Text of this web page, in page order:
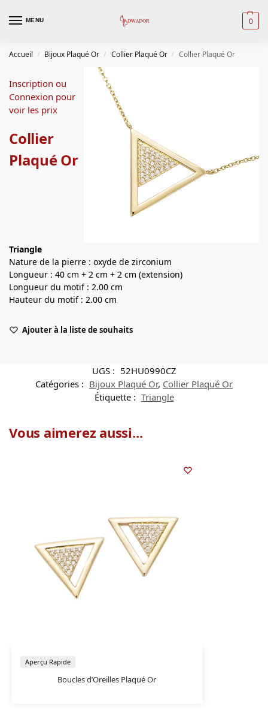
MENU 0
Accueil / Bijoux Plaqué Or / Collier Plaqué Or / Collier Plaqué Or
Inscription ou
Connexion pour
voir les prix
Collier
Plaqué Or
Triangle
Nature de la pierre : oxyde de zirconium
Longueur : 40 cm + 2 cm + 2 cm (extension)
Longueur du motif : 2.00 cm
Hauteur du motif : 2.00 cm
Ajouter à la liste de souhaits
UGS : 52HU0990CZ
Catégories : Bijoux Plaqué Or, Collier Plaqué Or
Étiquette : Triangle
Vous aimerez aussi...
Boucles d’Oreilles Plaqué Or
Aperçu Rapide